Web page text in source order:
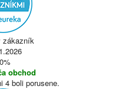
zákazník
obchod
4 boli porusene.